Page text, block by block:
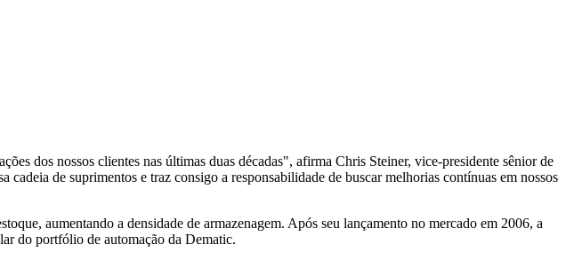
dos nossos clientes nas últimas duas décadas", afirma Chris Steiner, vice-presidente sênior de
de suprimentos e traz consigo a responsabilidade de buscar melhorias contínuas em nossos
aumentando a densidade de armazenagem. Após seu lançamento no mercado em 2006, a
do portfólio de automação da Dematic.